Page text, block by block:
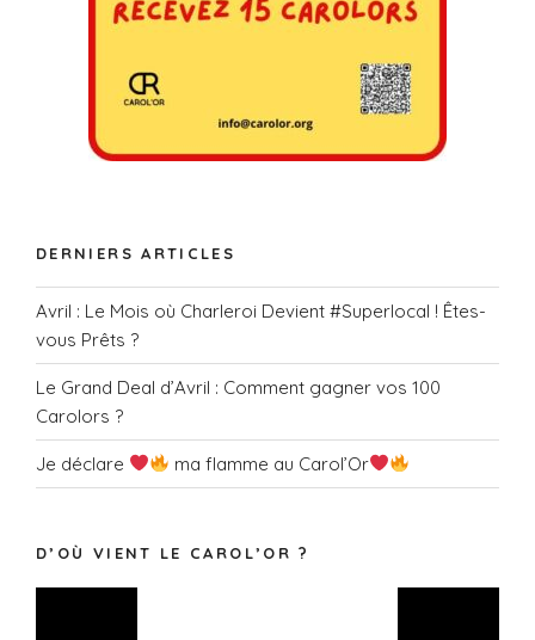
DERNIERS ARTICLES
Avril : Le Mois où Charleroi Devient #Superlocal ! Êtes-
vous Prêts ?
Le Grand Deal d’Avril : Comment gagner vos 100
Carolors ?
Je déclare ma flamme au Carol’Or
D’OÙ VIENT LE CAROL’OR ?